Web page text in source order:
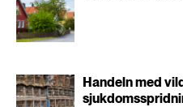
Handeln med